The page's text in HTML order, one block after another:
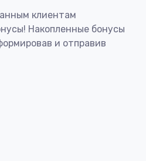
клиентам
Накопленные бонусы
и отправив